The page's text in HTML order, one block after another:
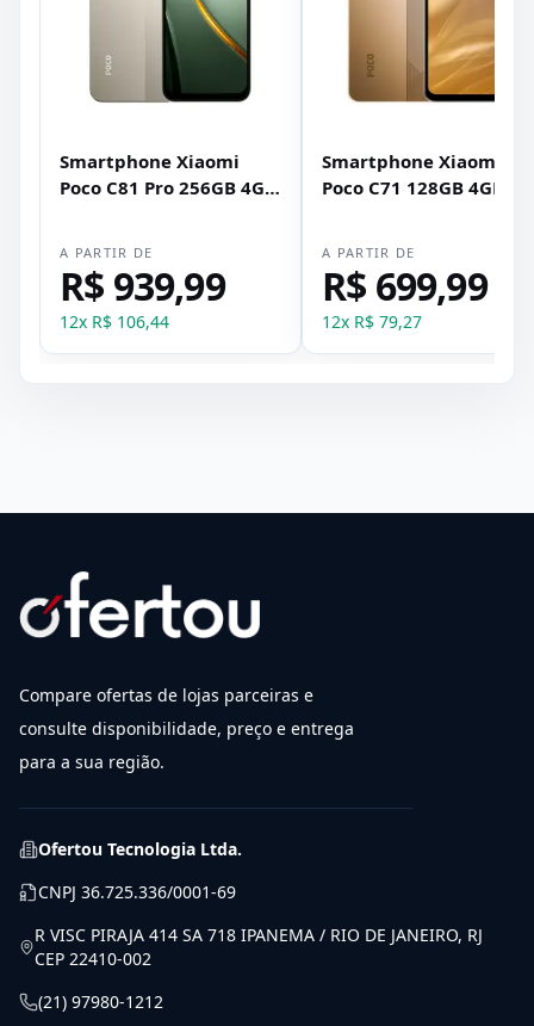
Smartphone Xiaomi
Poco C81 Pro 256GB 4GB
A PARTIR DE
R$ 939,99
12x R$ 106,44
Smartphone Xiaomi
Poco C71 128GB 4GB
A PARTIR DE
R$ 699,99
12x R$ 79,27
Compare ofertas de lojas parceiras e
consulte disponibilidade, preço e entrega
para a sua região.
Ofertou Tecnologia Ltda.
CNPJ 36.725.336/0001-69
R VISC PIRAJA 414 SA 718 IPANEMA / RIO DE JANEIRO, RJ
CEP 22410-002
(21) 97980-1212